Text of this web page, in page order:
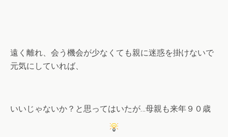
遠く離れ、会う機会が少なくても親に迷惑を掛けないで
元気にしていれば、
いいじゃないか？と思ってはいたが…母親も来年９０歳